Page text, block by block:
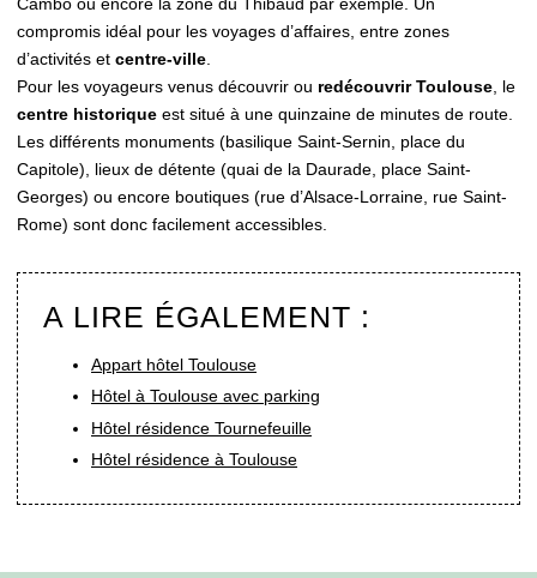
compromis idéal pour les voyages d’affaires, entre zones
d’activités et centre-ville
Pour les voyageurs venus découvrir ou redécouvrir Toulouse , le
centre historique est situé à une quinzaine de minutes de route.
Les différents monuments (basilique Saint-Sernin, place du
Capitole), lieux de détente (quai de la Daurade, place Saint-
Georges) ou encore boutiques (rue d’Alsace-Lorraine, rue Saint-
Rome) sont donc facilement accessibles.
A LIRE ÉGALEMENT :
Appart hôtel Toulouse
Hôtel à Toulouse avec parking
Hôtel résidence Tournefeuille
Hôtel résidence à Toulouse